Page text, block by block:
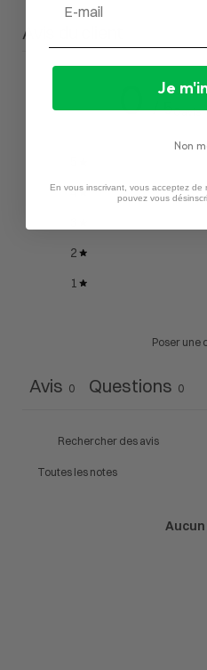
Avis du client
0 / 50 avis
4
2
1
Poser une
Avis 0 Questions 0
Je
Non
En vous inscrivant, vous acceptez de
pouvez vous